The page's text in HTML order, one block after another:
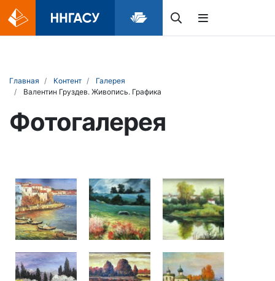
Главная Контент
Галерея
Валентин Груздев. Живопись. Графика
Фотогалерея